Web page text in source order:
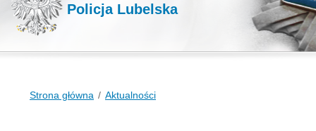
Policja Lubelska
Strona główna Aktualności